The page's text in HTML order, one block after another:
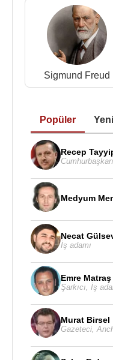
Sigmund Freud
Popüler Yeni
Recep
Medyum
Necat
İş adamı
Emre Matraş
Şarkıcı İş
Murat Birsel
Gazeteci